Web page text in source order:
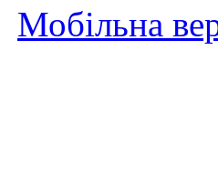
Мобільна